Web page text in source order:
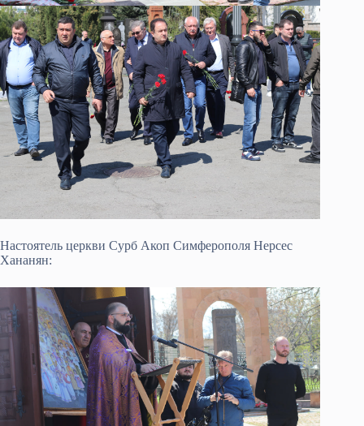
Настоятель церкви Сурб Акоп Симферополя Нерсес
Хананян: